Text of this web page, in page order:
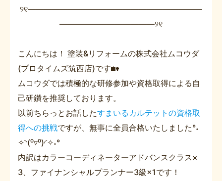
୨୧――――――――――――――――――――――
――――――――――――୨୧
こんにちは！ 塗装&リフォームの株式会社ムコウダ
(プロタイムズ筑西店)です🏡
ムコウダでは積極的な研修参加や資格取得による自
己研鑽を推奨しております。
以前ちらっとお話したすまいるカルテットの資格取
得への挑戦ですが、無事に全員合格いたしました°˖
✧◝(⁰▿⁰)◜✧˖°
内訳はカラーコーディネーターアドバンスクラス×
3、ファイナンシャルプランナー3級×1です！